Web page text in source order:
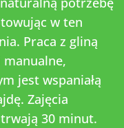
w ten
Praca z gliną
jest wspaniałą
Zajęcia
30 minut.